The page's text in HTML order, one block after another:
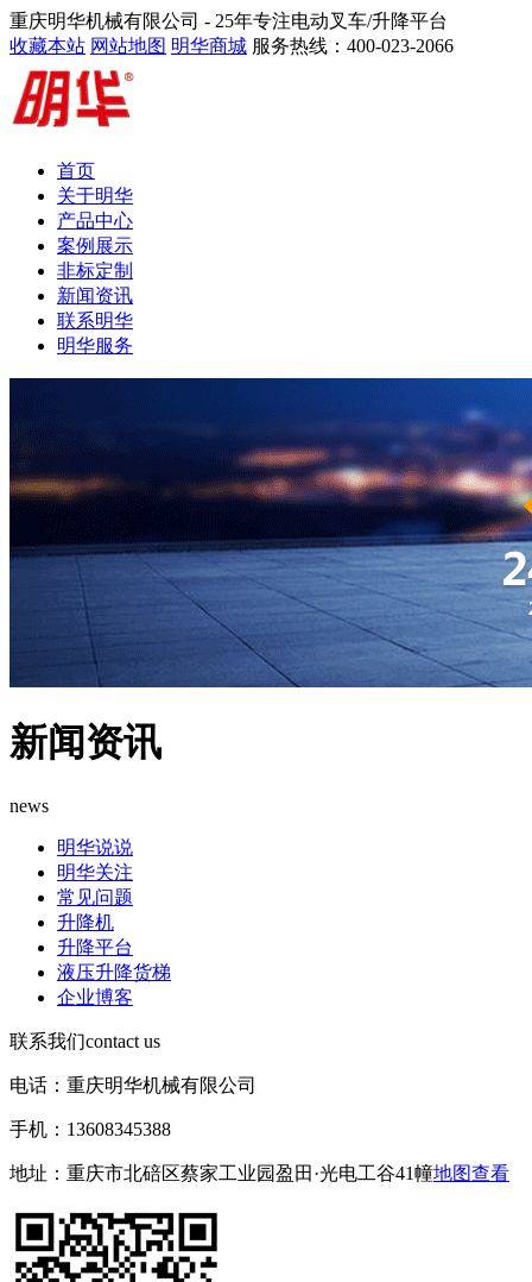
重庆明华机械有限公司 - 25年专注电动叉车/升降平台
收藏本站 网站地图 明华商城 服务热线： 400-023-2066
首页
关于明华
产品中心
案例展示
非标定制
新闻资讯
联系明华
明华服务
新闻资讯
news
明华说说
明华关注
常见问题
升降机​
升降平台
液压升降货梯​
企业博客
联系我们contact us
电话： 重庆明华机械有限公司
手机： 13608345388
地址： 重庆市北碚区蔡家工业园盈田·光电工谷41幢地图查看